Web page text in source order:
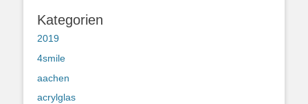
Kategorien
2019
4smile
aachen
acrylglas